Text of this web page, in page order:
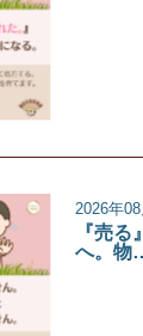
2026年08
『売る
へ。物